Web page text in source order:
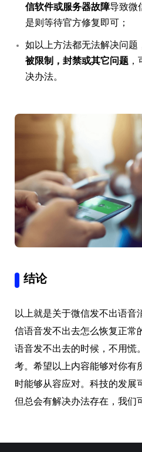
信软件或服务器故障导致微
是则等待官方修复即可；
如以上方法都无法解决问题
被限制，封禁或其它问题
决办法。
结论
以上就是关于微信发不出语音
信语音发不出去怎么恢复正常
语音发不出去的时候，不用慌
考。希望以上内容能够对你有
时能够从容应对。科技的发展
但总会有解决办法存在，我们